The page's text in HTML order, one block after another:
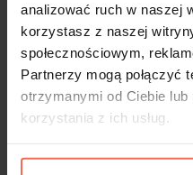
analizować ruch w naszej
korzystasz z naszej
społecznościowym,
Partnerzy mogą połączyć
otrzymanymi od Ciebie
korzystania z ich usług.
Tulip Nary
kształtem oraz
uchwycenia.
można zastosować
świetnym
zastosowanie - w